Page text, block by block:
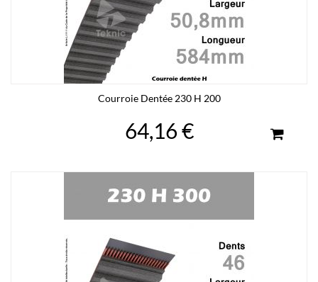
Courroie Dentée 230 H 200
64,16 €